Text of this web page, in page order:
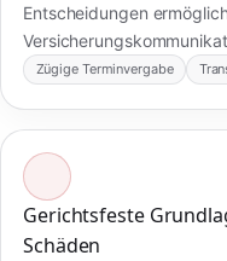
Entscheidungen
Zügige Terminvergabe
Gerichtsfeste
Schäden